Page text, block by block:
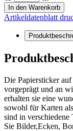
In den Warenkorb
Artikeldatenblatt
Die Papiersticker
vorgeprägt und an
erhalten sie eine
sowohl für Karten
sind in
Sie Bilder,Ecken,